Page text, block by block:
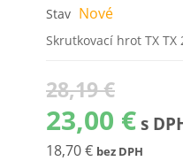
Stav Nové
Skrutkovací hrot TX TX
28,19 €
23,00 € s
18,70 € bez DPH